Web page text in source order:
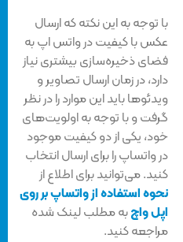
با توجه به این نکته که ارسال
عکس با کیفیت در واتس اپ به
فضای ذخیره‌سازی بیشتری نیاز
دارد، در زمان ارسال تصاویر و
ویدئوها باید این موارد را در نظر
گرفت و با توجه به اولویت‌های
خود، یکی از دو کیفیت موجود
در واتساپ را برای ارسال انتخاب
کنید. می‌توانید برای اطلاع از
نحوه استفاده از واتساپ بر روی
اپل واچبه مطلب لینک شده
مراجعه کنید.